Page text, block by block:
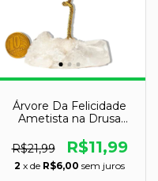
Árvore Da Felicidade
Ametista na Drusa
R$21,99
R$11,99
2 x de R$6,00 sem juros